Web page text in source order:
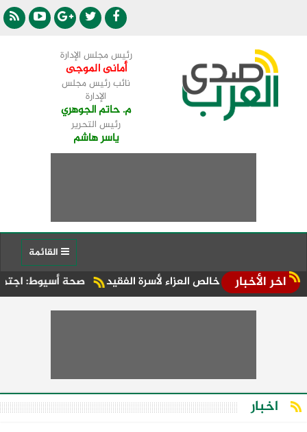
رئيس مجلس الإدارة
أمانى الموجى
نائب رئيس مجلس
الإدارة
م. حاتم الجوهري
رئيس التحرير
ياسر هاشم
اخر الأخبار صحة أسيوط: اجتماع موسع خالص العزاء لأسرة الفقيد
اخبار